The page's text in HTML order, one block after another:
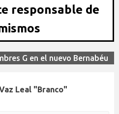
responsable de
G en el nuevo Bernabéu
Leal "Branco"